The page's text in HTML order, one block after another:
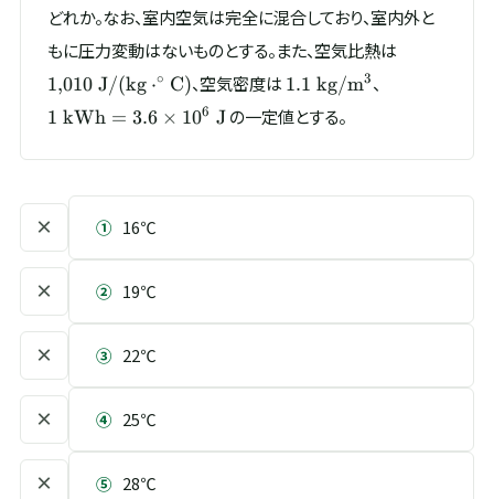
どれか。なお、室内空気は完全に混合しており、室内外と
もに圧力変動はないものとする。また、空気比熱は
1,010 J/(kg ⋅∘ C)、空気密度は 1.1\
\mathrm{kg/m^{3}}
1.1 kg/m3、
1 kWh = 3.6 × 106 Jの一定値とする。
× ① 16℃
× ② 19℃
× ③ 22℃
× ④ 25℃
× ⑤ 28℃